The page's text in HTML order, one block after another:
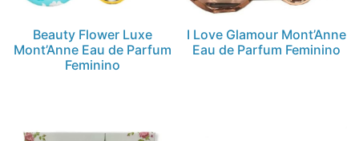
Beauty Flower Luxe
Mont’Anne Eau de Parfum
Feminino
I Love Glamour Mont’Anne
Eau de Parfum Feminino